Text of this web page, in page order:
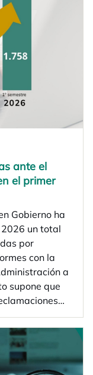
ante el
el primer
Gobierno ha
un total
por
con la
a
supone que